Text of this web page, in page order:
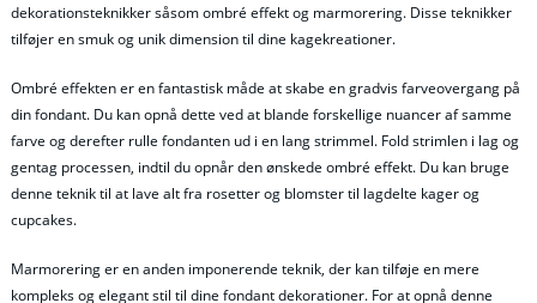
dekorationsteknikker såsom ombré effekt og marmorering. Disse teknikker
tilføjer en smuk og unik dimension til dine kagekreationer.
Ombré effekten er en fantastisk måde at skabe en gradvis farveovergang på
din fondant. Du kan opnå dette ved at blande forskellige nuancer af samme
farve og derefter rulle fondanten ud i en lang strimmel. Fold strimlen i lag og
gentag processen, indtil du opnår den ønskede ombré effekt. Du kan bruge
denne teknik til at lave alt fra rosetter og blomster til lagdelte kager og
cupcakes.
Marmorering er en anden imponerende teknik, der kan tilføje en mere
kompleks og elegant stil til dine fondant dekorationer. For at opnå denne